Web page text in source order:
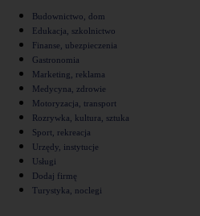
Budownictwo, dom
Edukacja, szkolnictwo
Finanse, ubezpieczenia
Gastronomia
Marketing, reklama
Medycyna, zdrowie
Motoryzacja, transport
Rozrywka, kultura, sztuka
Sport, rekreacja
Urzędy, instytucje
Usługi
Dodaj firmę
Turystyka, noclegi